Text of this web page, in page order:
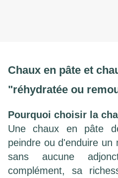
Chaux en pâte et
"réhydratée ou
Pourquoi choisir la
Une chaux en pâte
peindre ou d'enduire un
sans aucune
complément, sa